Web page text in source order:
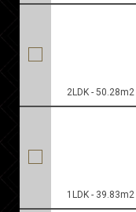
2LDK - 50.28m2
1LDK - 39.83m2